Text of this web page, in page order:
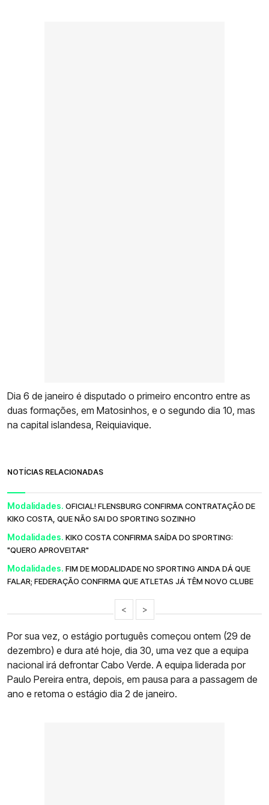
Dia 6 de janeiro é disputado o primeiro encontro entre as
duas formações, em Matosinhos, e o segundo dia 10, mas
na capital islandesa, Reiquiavique.
NOTÍCIAS RELACIONADAS
Modalidades. OFICIAL! FLENSBURG CONFIRMA CONTRATAÇÃO DE
KIKO COSTA, QUE NÃO SAI DO SPORTING SOZINHO
Modalidades. KIKO COSTA CONFIRMA SAÍDA DO SPORTING:
"QUERO APROVEITAR"
Modalidades. FIM DE MODALIDADE NO SPORTING AINDA DÁ QUE
FALAR; FEDERAÇÃO CONFIRMA QUE ATLETAS JÁ TÊM NOVO CLUBE
< >
Por sua vez, o estágio português começou ontem (29 de
dezembro) e dura até hoje, dia 30, uma vez que a equipa
nacional irá defrontar Cabo Verde. A equipa liderada por
Paulo Pereira entra, depois, em pausa para a passagem de
ano e retoma o estágio dia 2 de janeiro.